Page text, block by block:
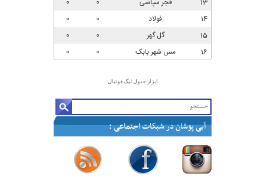
ابزار جدول لیگ فوتبال
آبی پوشان در شبکات اجتماعی :